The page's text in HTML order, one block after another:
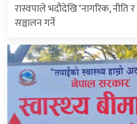
रास्वपाले भदौदेखि ‘नागरिक, नीति
सञ्चालन गर्ने